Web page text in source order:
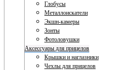
Глобусы
Металлоискатели
Экшн-камеры
Зонты
Фотоловушки
Аксессуары для прицелов
Крышки и наглазники
Чехлы для прицелов